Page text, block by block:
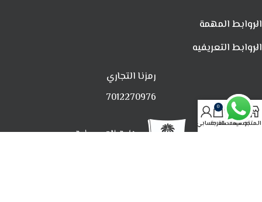
الروابط المهمة
الروابط التعريفيه
رمزنا التجاري
7012270976
المتجرتصفيةالمفضلة
0
العربةحسابي